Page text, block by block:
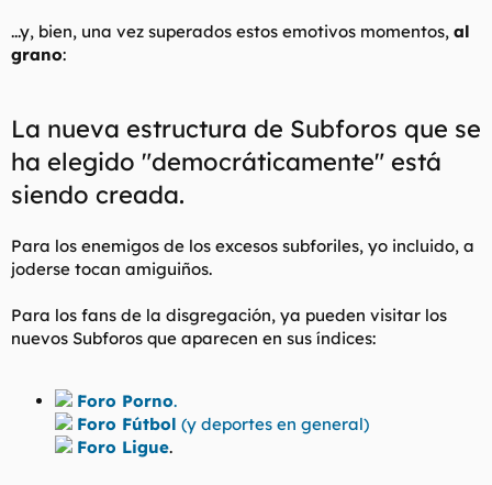
...y, bien, una vez superados estos emotivos momentos, al
grano:
La nueva estructura de Subforos que se
ha elegido "democráticamente" está
siendo creada.
Para los enemigos de los excesos subforiles, yo incluido, a
joderse tocan amiguiños.
Para los fans de la disgregación, ya pueden visitar los
nuevos Subforos que aparecen en sus índices:
Foro Porno.
Foro Fútbol (y deportes en general)
Foro Ligue.